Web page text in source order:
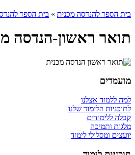
בית הספר להנדסה מכנית » בית הספר
תואר ראשון-הנדסה
מועמדים
למה ללמוד אצלנו
לתוכניות הלימוד שלנו
קבלה ללימודים
מלגות ותמיכה
יועצים ומסלולי לימוד